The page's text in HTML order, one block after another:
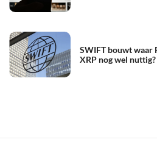
SWIFT bouwt waar
XRP nog wel nuttig?